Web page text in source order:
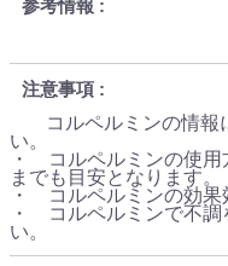
参考情報
注意事項
コルペルミンの情報
い。
・ コルペルミンの使用
までも目安となります。
・ コルペルミンの効果
・ コルペルミンで不調
い。